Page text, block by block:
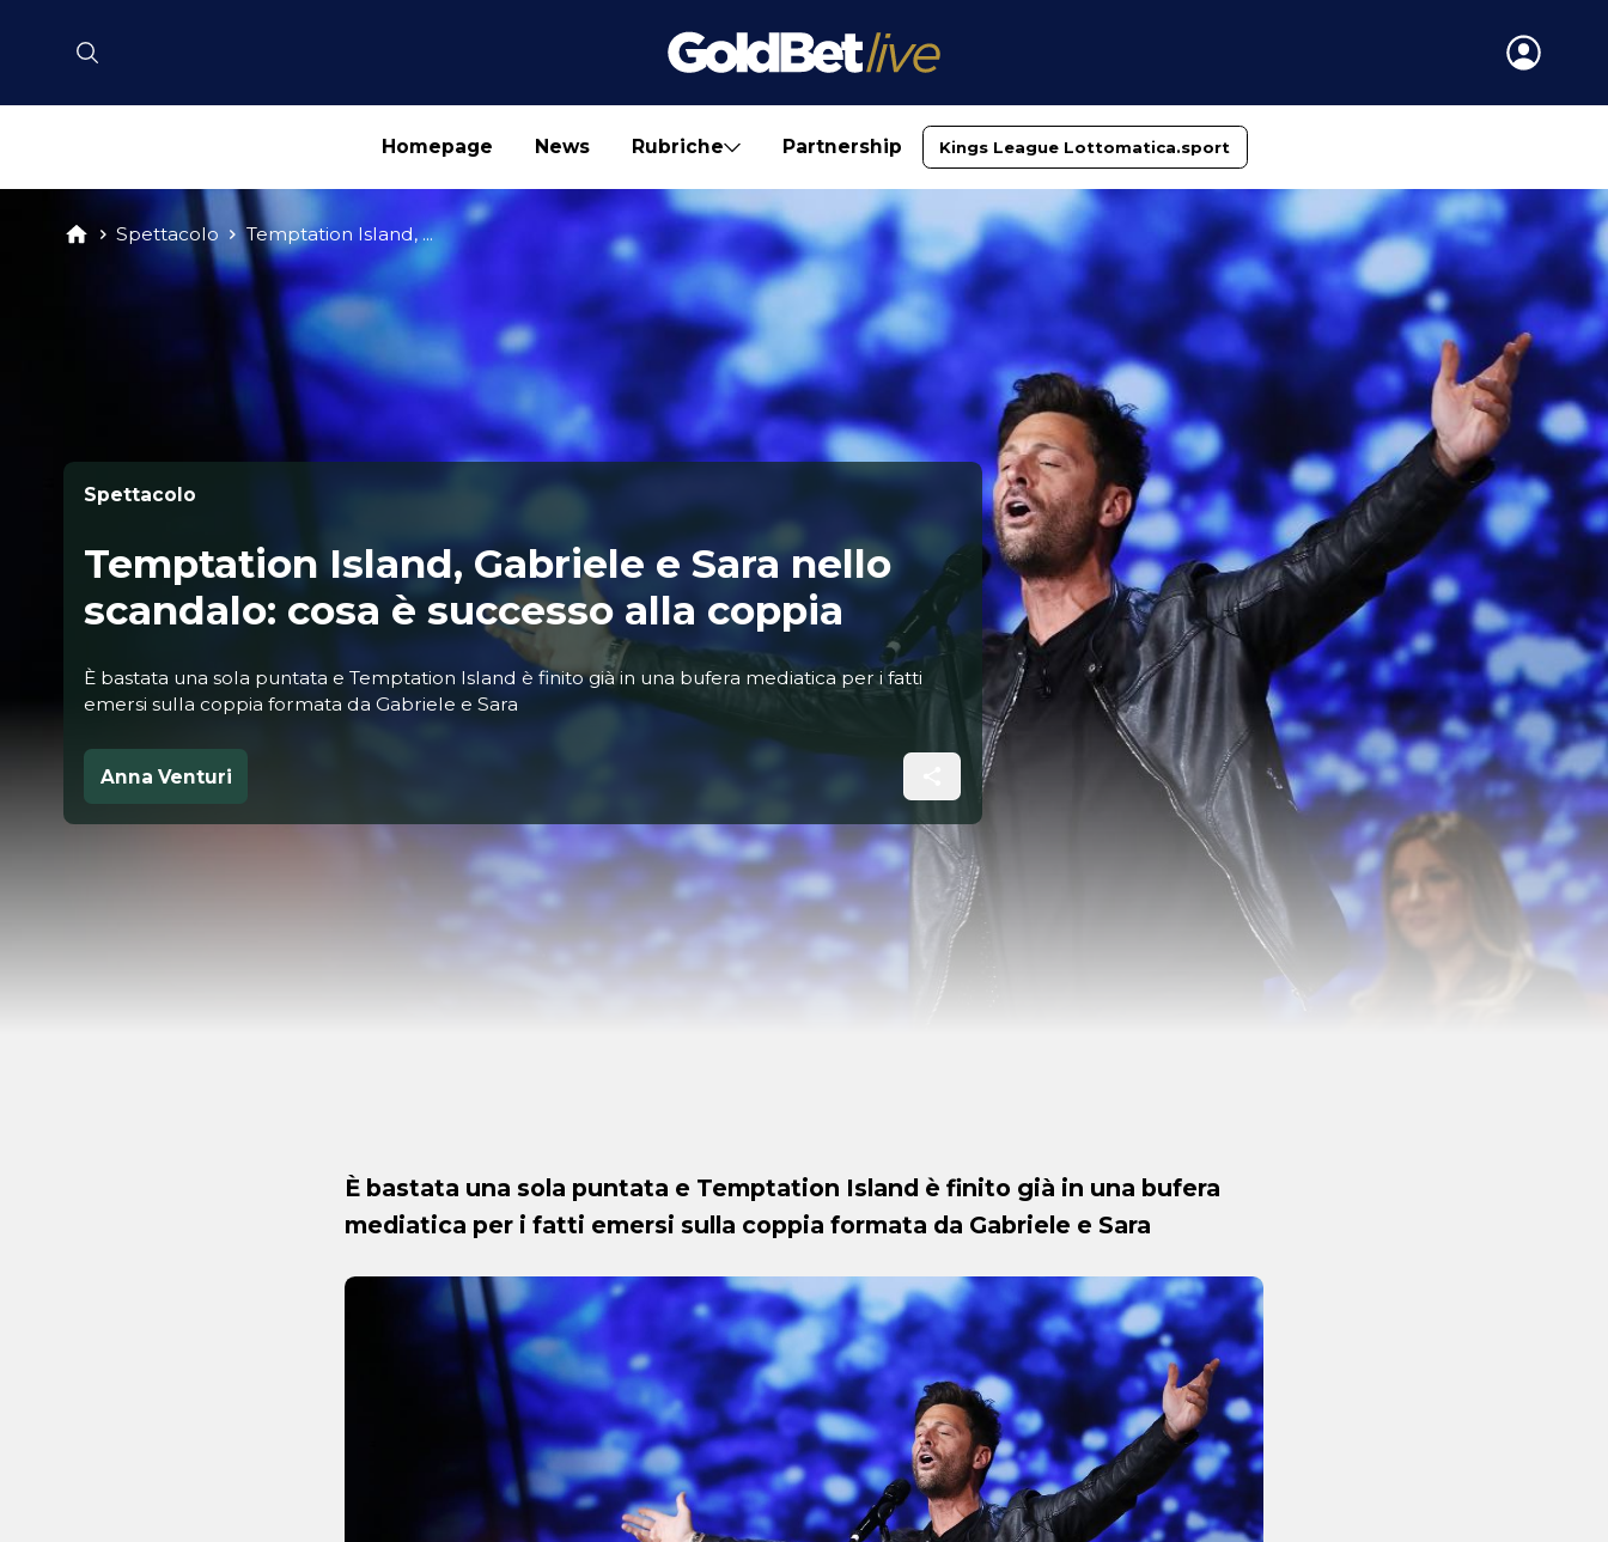
Homepage News Rubriche Partnership Kings League Lottomatica.sport
Spettacolo Temptation Island, ...
Spettacolo
Temptation Island, Gabriele e Sara nello
scandalo: cosa è successo alla coppia
È bastata una sola puntata e Temptation Island è finito già in una bufera mediatica per i fatti
emersi sulla coppia formata da Gabriele e Sara
Anna Venturi
È bastata una sola puntata e Temptation Island è finito già in una bufera
mediatica per i fatti emersi sulla coppia formata da Gabriele e Sara